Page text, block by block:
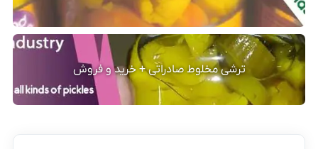
ترشی مخلوط صادراتی + خرید و فروش